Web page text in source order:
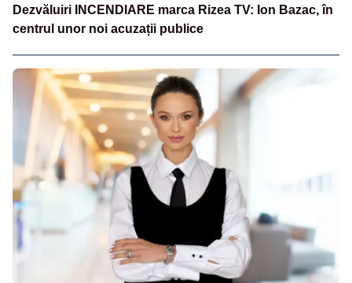
Dezvăluiri INCENDIARE marca Rizea TV: Ion Bazac, în
centrul unor noi acuzații publice